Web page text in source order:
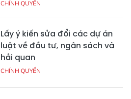
CHÍNH QUYỀN
Lấy ý kiến sửa đổi các dự án
luật về đầu tư, ngân sách và
hải quan
CHÍNH QUYỀN